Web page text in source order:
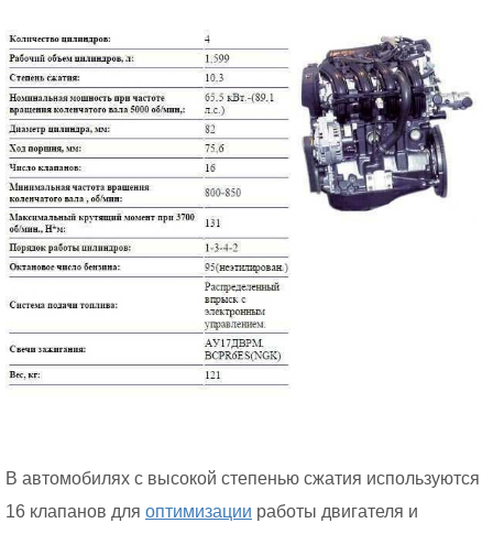
В автомобилях с высокой степенью сжатия используются
16 клапанов для оптимизации работы двигателя и